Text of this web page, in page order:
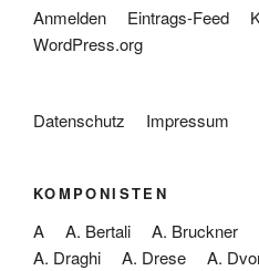
Anmelden Eintrags-Feed
WordPress.org
Datenschutz Impressum
KOMPONISTEN
A A. Bertali A. Bruckner
A. Draghi
A. Drese A.